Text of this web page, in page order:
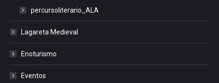
percursoliterario_ALA
Lagareta Medieval
Enoturismo
Eventos